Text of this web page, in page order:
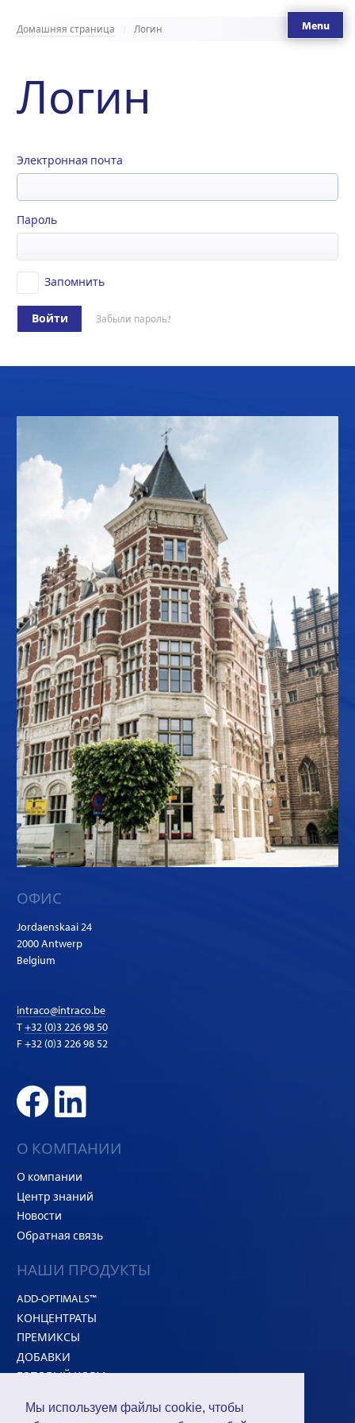
Мы используем файлы cookie, чтобы
Menu
Домашняя страница Логин
Логин
Электронная почта
Пароль
Запомнить
Войти Забыли пароль?
ОФИС
Jordaenskaai 24
2000 Antwerp
Belgium
intraco@intraco.be
T+32 (0)3 226 98 50
F +32 (0)3 226 98 52
О КОМПАНИИ
О компании
Центр знаний
Новости
Обратная связь
НАШИ ПРОДУКТЫ
ADD-OPTIMALS™
КОНЦЕНТРАТЫ
ПРЕМИКСЫ
ДОБАВКИ
ГОТОВЫЙ КОРМ
HI-CONCEPT™